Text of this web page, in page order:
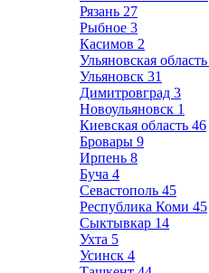
Рязань 27
Рыбное 3
Касимов 2
Ульяновская область
Ульяновск 31
Димитровград 3
Новоульяновск 1
Киевская область 46
Бровары 9
Ирпень 8
Буча 4
Севастополь 45
Республика Коми 45
Сыктывкар 14
Ухта 5
Усинск 4